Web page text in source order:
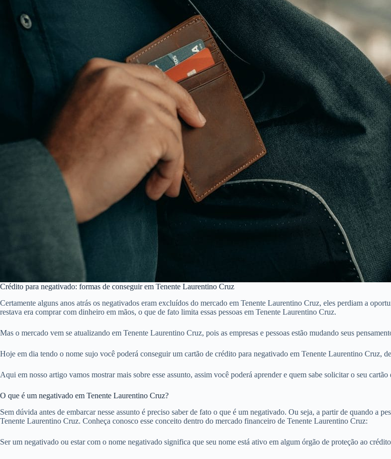
Crédito para negativado: formas de conseguir em Tenente Laurentino Cruz
Certamente alguns anos atrás os negativados eram excluídos do mercado em Tenente Laurentino Cruz, eles perdiam a
restava era comprar com dinheiro em mãos, o que de fato limita essas pessoas em Tenente Laurentino Cruz.
Mas o mercado vem se atualizando em Tenente Laurentino Cruz, pois as empresas e pessoas estão mudando seus
Hoje em dia tendo o nome sujo você poderá conseguir um cartão de crédito para negativado em Tenente Laurentino Cruz,
Aqui em nosso artigo vamos mostrar mais sobre esse assunto, assim você poderá aprender e quem sabe solicitar o seu
O que é um negativado em Tenente Laurentino Cruz?
Sem dúvida antes de embarcar nesse assunto é preciso saber de fato o que é um negativado. Ou seja, a partir de quando a
Tenente Laurentino Cruz. Conheça conosco esse conceito dentro do mercado financeiro de Tenente Laurentino Cruz:
Ser um negativado ou estar com o nome negativado significa que seu nome está ativo em algum órgão de proteção ao